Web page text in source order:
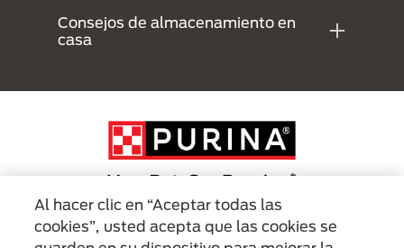
Consejos de almacenamiento en
casa
Menu Footer Secundario Purina
Al hacer clic en “Aceptar todas las
cookies”, usted acepta que las cookies se